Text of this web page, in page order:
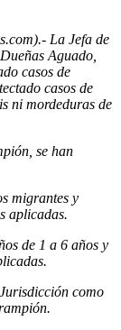
La Jefa de
Aguado,
casos de
casos de
ni mordeduras de
se han
migrantes y
aplicadas.
de 1 a 6 años y
como